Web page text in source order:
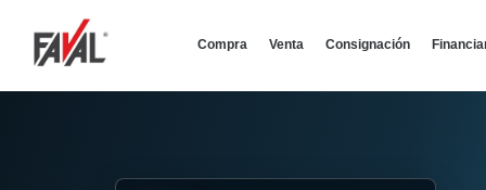
Compra Venta Consignación